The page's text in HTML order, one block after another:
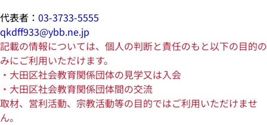
代表者： 03-3733-5555
qkdff933@ybb.ne.jp
記載の情報については、個人の判断と責任のもと以下の目的の
みにご利用いただけます。
・大田区社会教育関係団体の見学又は入会
・大田区社会教育関係団体間の交流
取材、営利活動、宗教活動等の目的ではご利用いただけませ
ん。